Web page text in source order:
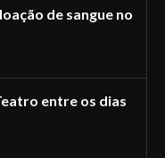
de sangue no
entre os dias